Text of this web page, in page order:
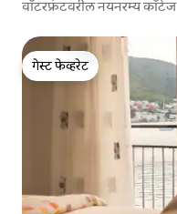
वॉटरफ्रंटवरील नयनरम्य कॉटेज
गेस्ट फेव्हरेट
गेस्ट फेव्हरेट